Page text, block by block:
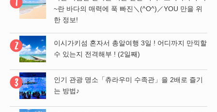
~란 바다의 매력에 푹 빠진＼(^O^)／YOU 만을 위
한 정보!
이시가키섬 혼자서 총알여행 3일 ! 어디까지 만끽할
수 있는지 전격해부 ! (2일째)
인기 관광 명소「츄라우미 수족관」을 2배로 즐기
는 방법♪